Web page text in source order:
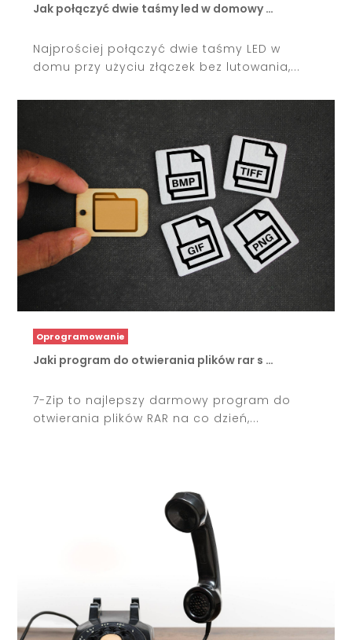
Jak połączyć dwie taśmy led w domowy …
Najprościej połączyć dwie taśmy LED w
domu przy użyciu złączek bez lutowania,...
Oprogramowanie
Jaki program do otwierania plików rar s …
7-Zip to najlepszy darmowy program do
otwierania plików RAR na co dzień,...